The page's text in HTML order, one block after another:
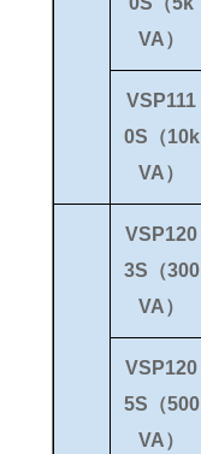
VA）
VSP111
0S（10k
VA）
VSP120
3S（300
VA）
VSP120
5S（500
VA）